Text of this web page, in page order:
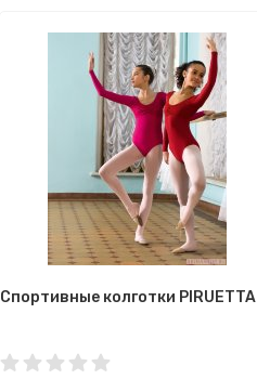
Спортивные колготки PIRUETTA